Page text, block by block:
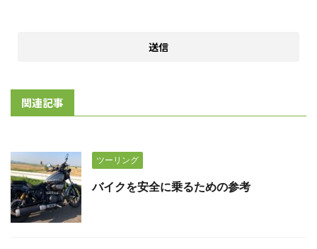
関連記事
ツーリング
バイクを安全に乗るための参考